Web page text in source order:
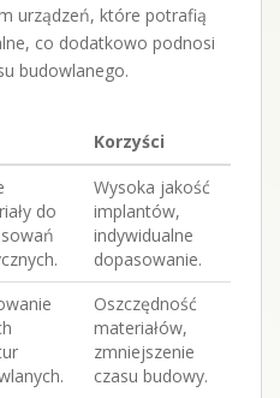
urządzeń, które potrafią
co dodatkowo podnosi
budowlanego.
Korzyści
do
Wysoka jakość
implantów,
indywidualne
dopasowanie.
Oszczędność
materiałów,
zmniejszenie
czasu budowy.